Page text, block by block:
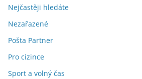
Nejčastěji hledáte
Nezařazené
Pošta Partner
Pro cizince
Sport a volný čas